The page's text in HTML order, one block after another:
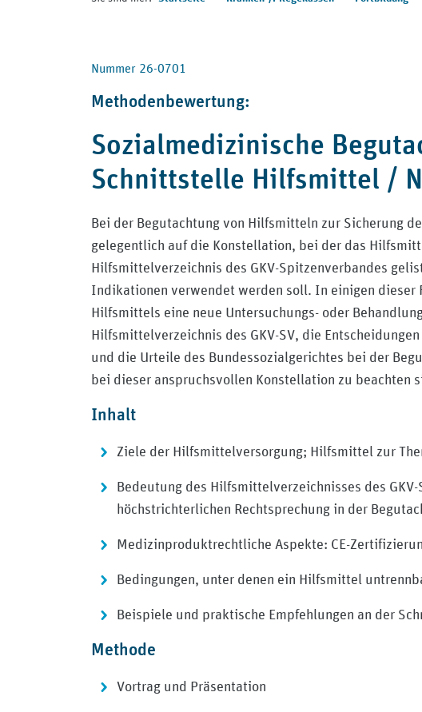
Nummer 26-0701
Methodenbewertung:
Sozialmedizinische
Schnittstelle Hilfsmittel /
Bei der Begutachtung von Hilfsmitteln zur Sicherung
gelegentlich auf die Konstellation, bei der das
Hilfsmittelverzeichnis des GKV-Spitzenverbandes
Indikationen verwendet werden soll. In einigen dieser
Hilfsmittels eine neue Untersuchungs- oder
Hilfsmittelverzeichnis des GKV-SV, die
und die Urteile des Bundessozialgerichtes bei der
bei dieser anspruchsvollen Konstellation zu beachten
Inhalt
Ziele der Hilfsmittelversorgung; Hilfsmittel zur
Bedeutung des Hilfsmittelverzeichnisses des
höchstrichterlichen Rechtsprechung in der
Medizinproduktrechtliche Aspekte: CE-
Bedingungen, unter denen ein Hilfsmittel
Beispiele und praktische Empfehlungen an der
Methode
Vortrag und Präsentation